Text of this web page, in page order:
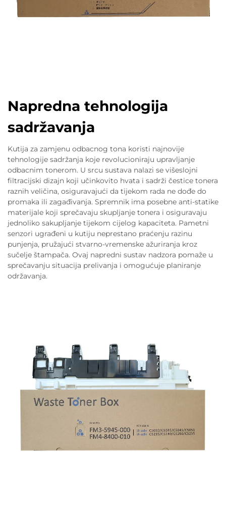
Napredna tehnologija
sadržavanja
Kutija za zamjenu odbacnog tona koristi najnovije
tehnologije sadržanja koje revolucioniraju upravljanje
odbacnim tonerom. U srcu sustava nalazi se višeslojni
filtracijski dizajn koji učinkovito hvata i sadrži čestice tonera
raznih veličina, osiguravajući da tijekom rada ne dođe do
promaka ili zagađivanja. Spremnik ima posebne anti-statike
materijale koji sprečavaju skupljanje tonera i osiguravaju
jednoliko sakupljanje tijekom cijelog kapaciteta. Pametni
senzori ugrađeni u kutiju neprestano praćenju razinu
punjenja, pružajući stvarno-vremenske ažuriranja kroz
sučelje štampača. Ovaj napredni sustav nadzora pomaže u
sprečavanju situacija prelivanja i omogućuje planiranje
održavanja.